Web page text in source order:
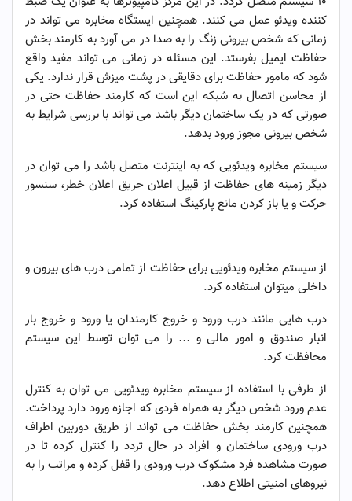
کننده ویدئو عمل می کنند. همچنین ایستگاه مخابره می تواند در
زمانی که شخص بیرونی زنگ را به صدا در می آورد به کارمند بخش
حفاظت ایمیل بفرستد. این مسئله در زمانی می تواند مفید واقع
شود که مامور حفاظت برای دقایقی در پشت میزش قرار ندارد. یکی
از محاسن اتصال به شبکه این است که کارمند حفاظت حتی در
صورتی که در یک ساختمان دیگر باشد می تواند با بررسی شرایط به
شخص بیرونی مجوز ورود بدهد.
سیستم مخابره ویدئویی که به اینترنت متصل باشد را می توان در
دیگر زمینه های حفاظت از قبیل اعلان حریق اعلان خطر، سنسور
حرکت و یا باز کردن مانع پارکینگ استفاده کرد.
از سیستم مخابره ویدئویی برای حفاظت از تمامی درب های بیرون و
داخلی میتوان استفاده کرد.
درب هایی مانند درب ورود و خروج کارمندان یا ورود و خروج بار
انبار صندوق و امور مالی و … را می توان توسط این سیستم
محافظت کرد.
از طرفی با استفاده از سیستم مخابره ویدئویی می توان به کنترل
عدم ورود شخص دیگر به همراه فردی که اجازه ورود دارد پرداخت.
همچنین کارمند بخش حفاظت می تواند از طریق دوربین اطراف
درب ورودی ساختمان و افراد در حال تردد را کنترل کرده تا در
صورت مشاهده فرد مشکوک درب ورودی را قفل کرده و مراتب را به
نیروهای امنیتی اطلاع دهد.